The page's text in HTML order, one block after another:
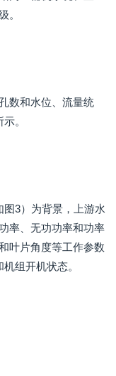
。
数和水位、流量统
。
3）为背景，上游水
率、无功功率和功率
叶片角度等工作参数
组开机状态。